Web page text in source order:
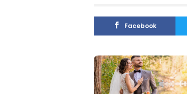
Facebook